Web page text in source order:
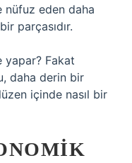
nüfuz eden daha
parçasıdır.
yapar? Fakat
daha derin bir
içinde nasıl bir